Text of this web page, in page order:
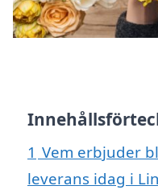
1 Vem erbjuder
leverans idag i